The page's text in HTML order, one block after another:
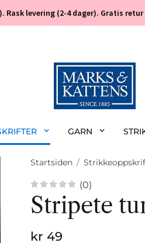
Rask levering (2-4 dager). Gratis
GARN
Startsiden /
(0)
Stripete
kr 49